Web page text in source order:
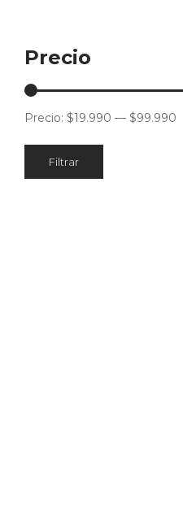
Precio
Filtrar
Precio: $19.990 — $99.990